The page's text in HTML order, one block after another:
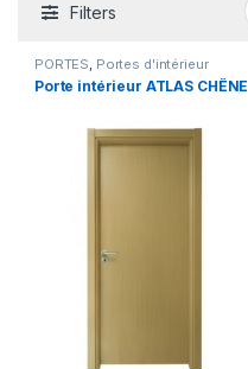
Filters
PORTES Portes d'intérieur
Porte intérieur ATLAS CHÊNE